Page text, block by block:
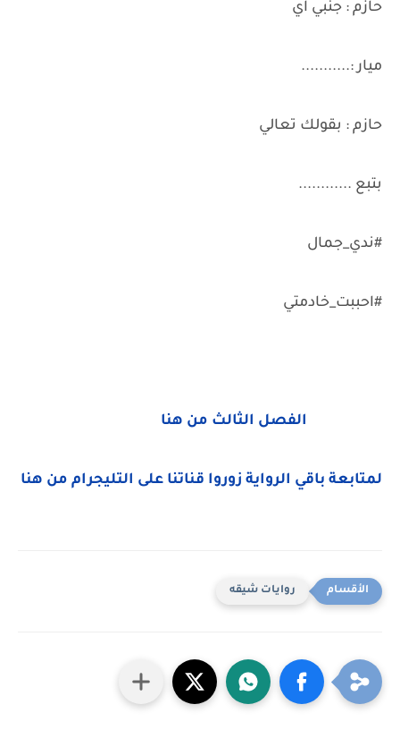
حازم : جنبي اي
ميار :...........
حازم : بقولك تعالي
بتبع ............
#ندي_جمال
#احببت_خادمتي
الفصل الثالث من هنا
لمتابعة باقي الرواية زوروا قناتنا على التليجرام من هنا
روايات شيقه